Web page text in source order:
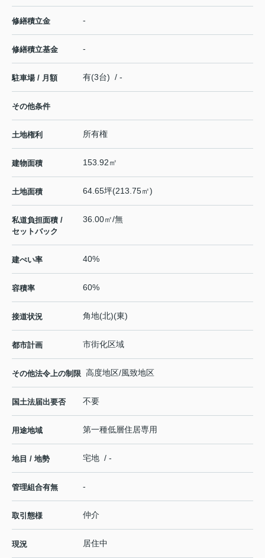
修繕積立金 -
修繕積立基金 -
駐車場 / 月額 有(3台) / -
その他条件
土地権利 所有権
建物面積 153.92㎡
土地面積 64.65坪(213.75㎡)
私道負担面積 /
セットバック
36.00㎡/無
建ぺい率 40%
容積率 60%
接道状況 角地(北)(東)
都市計画 市街化区域
その他法令上の制限 高度地区/風致地区
国土法届出要否 不要
用途地域 第一種低層住居専用
地目 / 地勢 宅地 / -
管理組合有無 -
取引態様 仲介
現況 居住中